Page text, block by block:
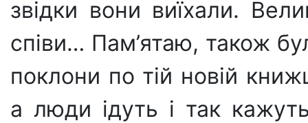
звідки вони виїхали.
співи… Пам’ятаю, також
поклони по тій новій
а люди ідуть і так